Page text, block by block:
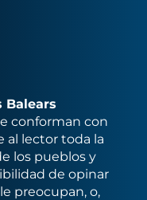
Balears
conforman con
al lector toda la
los pueblos y
de opinar
preocupan, o,